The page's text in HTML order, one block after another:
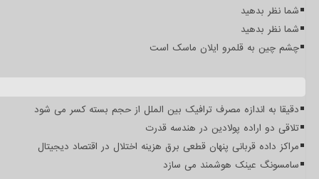
شما نظر بدهید
شما نظر بدهید
چشم چین به قلمرو ایلان ماسک است
دقیقا به اندازه مصرف ترافیک بین الملل از حجم بسته کسر می شود
تلاقی دو اراده پولادین در هندسه قدرت
مراکز داده قربانی پنهان قطعی برق هزینه اختلال در اقتصاد دیجیتال
سامسونگ عینک هوشمند می سازد